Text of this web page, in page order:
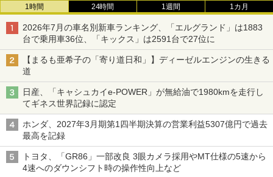
1時間 24時間 1週間 1カ月
2026年7月の車名別新車ランキング、「エルグランド」は1883
台で乗用車36位、「キックス」は2591台で27位に
【まるも亜希子の「寄り道日和」】ディーゼルエンジンの生きる
道
日産、「キャシュカイe-POWER」が無給油で1980kmを走行し
てギネス世界記録に認定
ホンダ、2027年3月期第1四半期決算の営業利益5307億円で過去
最高を記録
トヨタ、「GR86」一部改良 3眼カメラ採用やMT仕様の5速から
4速へのダウンシフト時の操作性向上など